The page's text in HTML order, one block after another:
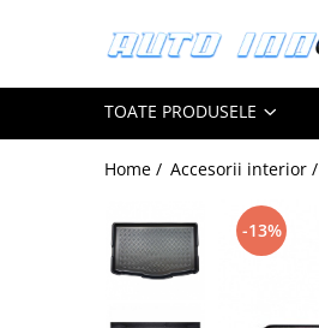
Accesorii interior
Covorase cauciuc auto dedicate
Huse scaun auto dedicate
TOATE PRODUSELE
Home / Accesorii interior /
-13%